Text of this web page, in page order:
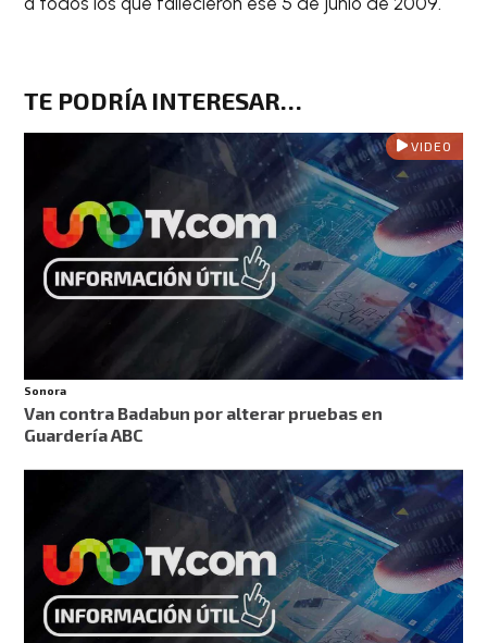
TE PODRÍA INTERESAR…
VIDEO
Sonora
Van contra Badabun por alterar pruebas en
Guardería ABC